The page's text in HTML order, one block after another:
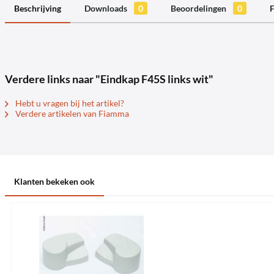
Beschrijving Downloads 0 Beoordelingen 0
Verdere links naar "Eindkap F45S links wit"
Hebt u vragen bij het artikel?
Verdere artikelen van Fiamma
Klanten bekeken ook